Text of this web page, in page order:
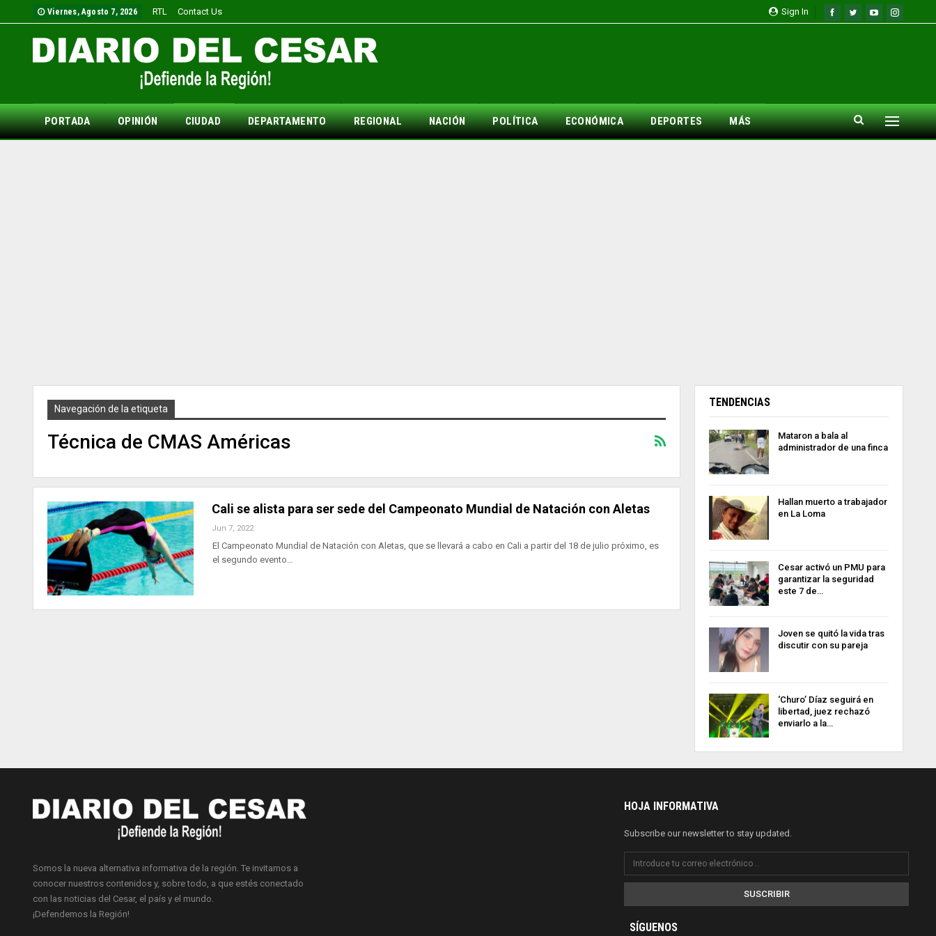
Sign In
Viernes, Agosto 7, 2026 RTL Contact Us
PORTADA OPINIÓN CIUDAD DEPARTAMENTO REGIONAL NACIÓN POLÍTICA ECONÓMICA DEPORTES MÁS
Navegación de la etiqueta
Técnica de CMAS Américas
Cali se alista para ser sede del Campeonato Mundial de Natación con Aletas
Jun 7, 2022
El Campeonato Mundial de Natación con Aletas, que se llevará a cabo en Cali a partir del 18 de julio próximo, es
el segundo evento…
TENDENCIAS
Mataron a bala al
administrador de una finca
Hallan muerto a trabajador
en La Loma
Cesar activó un PMU para
garantizar la seguridad
este 7 de…
Joven se quitó la vida tras
discutir con su pareja
‘Churo’ Díaz seguirá en
libertad, juez rechazó
enviarlo a la…
Somos la nueva alternativa informativa de la región. Te invitamos a
conocer nuestros contenidos y, sobre todo, a que estés conectado
con las noticias del Cesar, el país y el mundo.
¡Defendemos la Región!
HOJA INFORMATIVA
Subscribe our newsletter to stay updated.
SUSCRIBIR
SÍGUENOS